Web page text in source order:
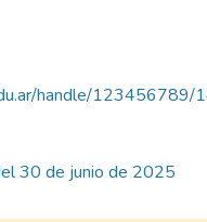
handle/123456789/
30 de junio de 2025